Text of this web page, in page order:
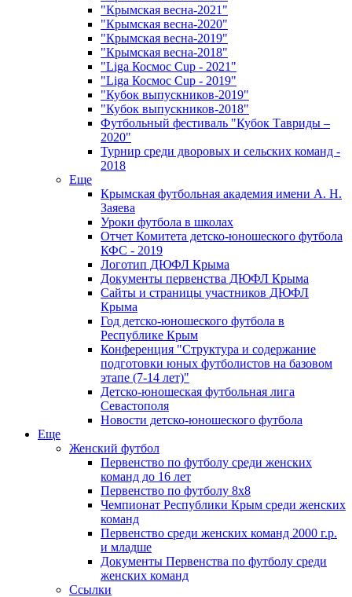
"Крымская весна-2021"
"Крымская весна-2020"
"Крымская весна-2019"
"Крымская весна-2018"
"Liga Космос Cup - 2021"
"Liga Космос Cup - 2019"
"Кубок выпускников-2019"
"Кубок выпускников-2018"
Футбольный фестиваль "Кубок Тавриды –
2020"
Турнир среди дворовых и сельских команд -
2018
Еще
Крымская футбольная академия имени А. Н.
Заяева
Уроки футбола в школах
Отчет Комитета детско-юношеского футбола
КФС - 2019
Логотип ДЮФЛ Крыма
Документы первенства ДЮФЛ Крыма
Сайты и страницы участников ДЮФЛ
Крыма
Год детско-юношеского футбола в
Республике Крым
Конференция "Структура и содержание
подготовки юных футболистов на базовом
этапе (7-14 лет)"
Детско-юношеская футбольная лига
Севастополя
Новости детско-юношеского футбола
Еще
Женский футбол
Первенство по футболу среди женских
команд до 16 лет
Первенство по футболу 8х8
Чемпионат Республики Крым среди женских
команд
Первенство среди женских команд 2000 г.р.
и младше
Документы Первенства по футболу среди
женских команд
Ссылки